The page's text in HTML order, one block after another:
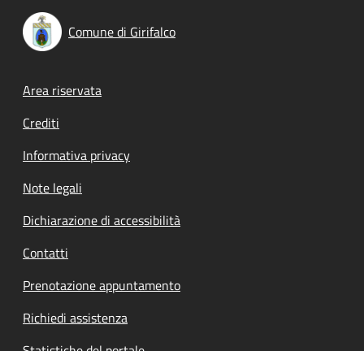
Comune di Girifalco
Footer menu
Area riservata
Crediti
Informativa privacy
Note legali
Dichiarazione di accessibilità
Contatti
Prenotazione appuntamento
Richiedi assistenza